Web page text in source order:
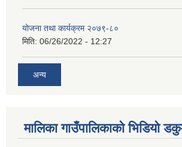
योजना तथा कार्यक्रम २०७९-८०
मिति: 06/26/2022 - 12:27
अन्य
मालिका गाउँपालिकाको भिडियो